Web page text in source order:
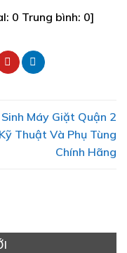
0 Trung bình: 0]
Máy Giặt Quận 2
Thuật Và Phụ Tùng
Chính Hãng